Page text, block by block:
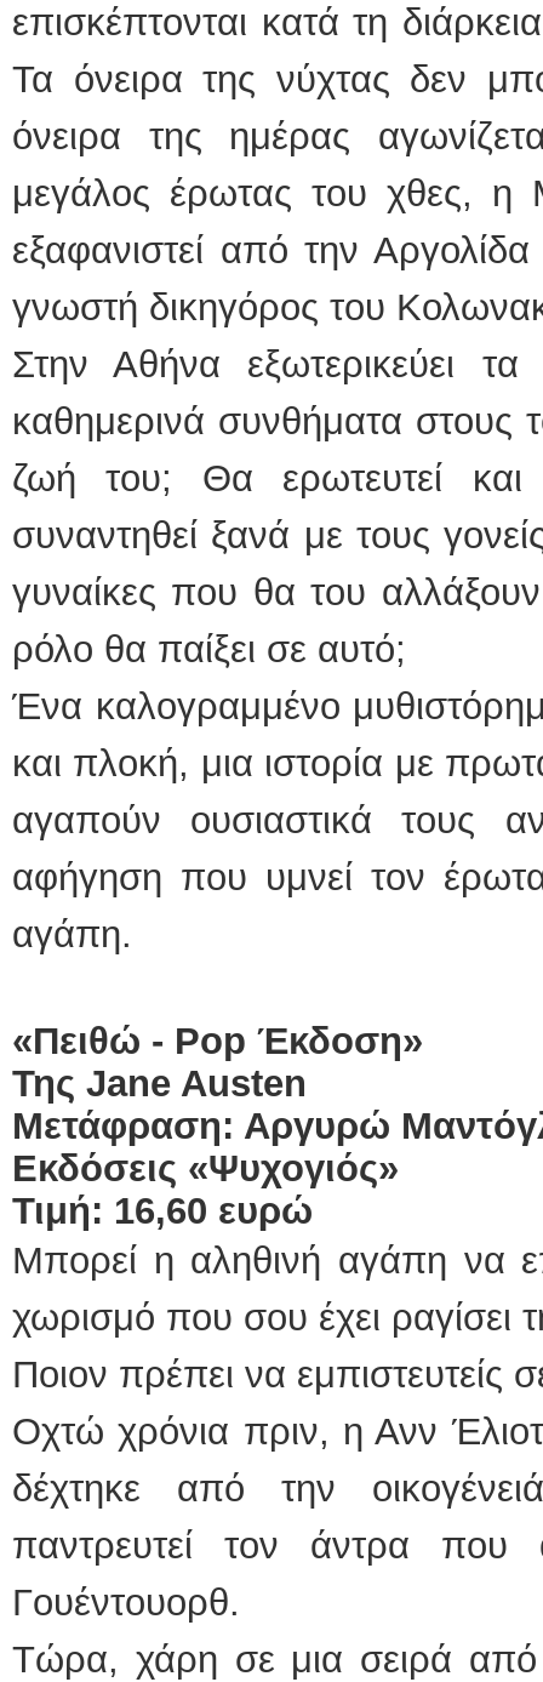
επισκέπτονται κατά τη
Τα όνειρα της νύχτας δεν
όνειρα της ημέρας
μεγάλος έρωτας του χθες, η
εξαφανιστεί από την
γνωστή δικηγόρος του
Στην Αθήνα εξωτερικεύει
καθημερινά συνθήματα στους
ζωή του; Θα ερωτευτεί
συναντηθεί ξανά με τους
γυναίκες που θα του
ρόλο θα παίξει σε αυτό;
Ένα καλογραμμένο
και πλοκή, μια ιστορία με
αγαπούν ουσιαστικά τους
αφήγηση που υμνεί τον
αγάπη.
«Πειθώ - Pop Έκδοση»
Της Jane Austen
Μετάφραση: Αργυρώ
Εκδόσεις «Ψυχογιός»
Τιμή: 16,60 ευρώ
Μπορεί η αληθινή αγάπη να
χωρισμό που σου έχει ραγίσει
Ποιον πρέπει να εμπιστευτείς
Οχτώ χρόνια πριν, η Ανν
δέχτηκε από την
παντρευτεί τον άντρα που
Γουέντουορθ.
Τώρα, χάρη σε μια σειρά